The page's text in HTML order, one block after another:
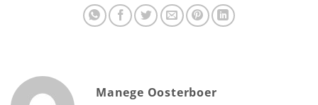
Manege Oosterboer